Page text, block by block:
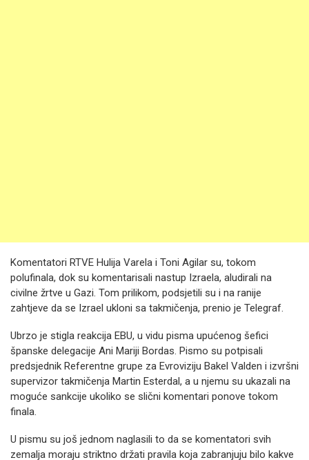
Komentatori RTVE Hulija Varela i Toni Agilar su, tokom
polufinala, dok su komentarisali nastup Izraela, aludirali na
civilne žrtve u Gazi. Tom prilikom, podsjetili su i na ranije
zahtjeve da se Izrael ukloni sa takmičenja, prenio je Telegraf.
Ubrzo je stigla reakcija EBU, u vidu pisma upućenog šefici
španske delegacije Ani Mariji Bordas. Pismo su potpisali
predsjednik Referentne grupe za Evroviziju Bakel Valden i izvršni
supervizor takmičenja Martin Esterdal, a u njemu su ukazali na
moguće sankcije ukoliko se slični komentari ponove tokom
finala.
U pismu su još jednom naglasili to da se komentatori svih
zemalja moraju striktno držati pravila koja zabranjuju bilo kakve